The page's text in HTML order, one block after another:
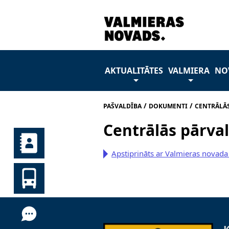
AKTUALITĀTES VALMIERA
PAŠVALDĪBA/ DOKUMENTI/
Centrālās
Apstiprināts ar Valmieras